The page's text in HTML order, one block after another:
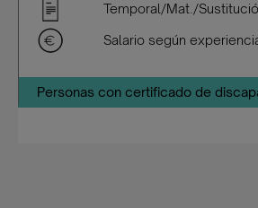
Temporal/Mat./
Salario según
Personas con certificado de